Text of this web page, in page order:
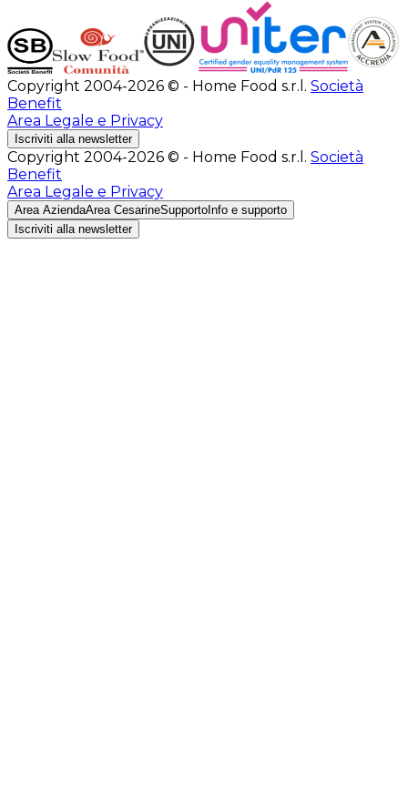
Copyright 2004-2026 © - Home Food s.r.l. Società
Benefit
Area Legale e Privacy
Iscriviti alla newsletter
Copyright 2004-2026 © - Home Food s.r.l. Società
Benefit
Area Legale e Privacy
Area AziendaArea CesarineSupporto Info e supporto
Iscriviti alla newsletter